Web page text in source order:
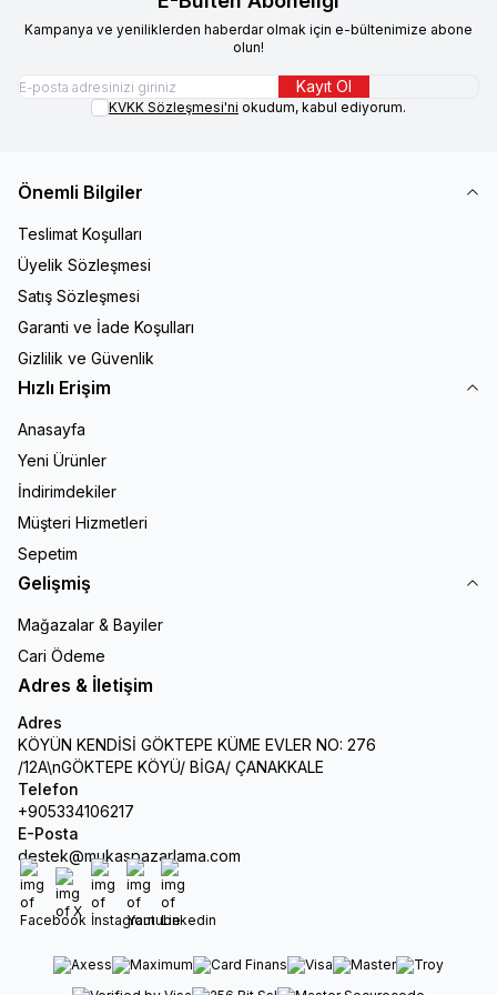
Kampanya ve yeniliklerden haberdar olmak için e-bültenimize abone
olun!
Kayıt Ol
KVKK Sözleşmesi'ni okudum, kabul ediyorum.
Önemli Bilgiler
Teslimat Koşulları
Üyelik Sözleşmesi
Satış Sözleşmesi
Garanti ve İade Koşulları
Gizlilik ve Güvenlik
Hızlı Erişim
Anasayfa
Yeni Ürünler
İndirimdekiler
Müşteri Hizmetleri
Sepetim
Gelişmiş
Mağazalar & Bayiler
Cari Ödeme
Adres & İletişim
Adres
KÖYÜN KENDİSİ GÖKTEPE KÜME EVLER NO: 276
/12A\nGÖKTEPE KÖYÜ/ BİGA/ ÇANAKKALE
Telefon
+905334106217
E-Posta
destek@mukaspazarlama.com
Facebook
X İnstagram
Youtube